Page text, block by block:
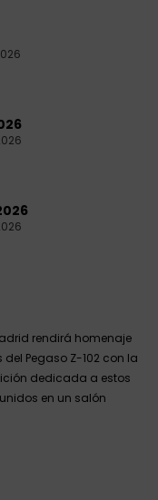
rendirá homenaje
del Pegaso Z-102 con la
dedicada a estos
en un salón